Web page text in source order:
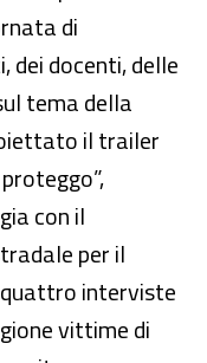
di
dei docenti, delle
tema della
il trailer
con il
per il
interviste
vittime di